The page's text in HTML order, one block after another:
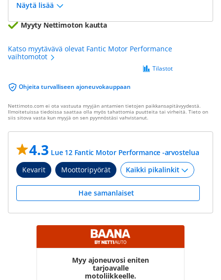
Näytä lisää
Myyty Nettimoton kautta
Katso myytävävä olevat Fantic Motor Performance
vaihtomotot
Ohjeita turvalliseen ajoneuvokauppaan
Tilastot
Nettimoto.com ei ota vastuuta myyjän antamien tietojen paikkansapitävyydestä.
Ilmoitetuissa tiedoissa saattaa olla myös tahattomia puutteita tai virheitä. Tieto on
siis sitova vasta kun myyjä on sen pyynnöstäsi vahvistanut.
4.3 Lue 12 Fantic Motor Performance -arvostelua
Kevarit
Moottoripyörät
Hae samanlaiset
Myy ajoneuvosi eniten
tarjoavalle
motoliikkeelle.